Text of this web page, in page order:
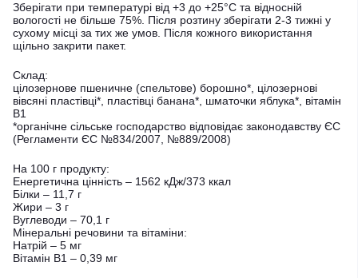
Зберігати при температурі від +3 до +25°C та відносній
вологості не більше 75%. Після розтину зберігати 2-3 тижні у
сухому місці за тих же умов. Після кожного використання
щільно закрити пакет.
Склад:
цілозернове пшеничне (спельтове) борошно*, цілозернові
вівсяні пластівці*, пластівці банана*, шматочки яблука*, вітамін
B1
*органічне сільське господарство відповідає законодавству ЄС
(Регламенти ЄС №834/2007, №889/2008)
На 100 г продукту:
Енергетична цінність – 1562 кДж/373 ккал
Білки – 11,7 г
Жири – 3 г
Вуглеводи – 70,1 г
Мінеральні речовини та вітаміни:
Натрій – 5 мг
Вітамін B1 – 0,39 мг